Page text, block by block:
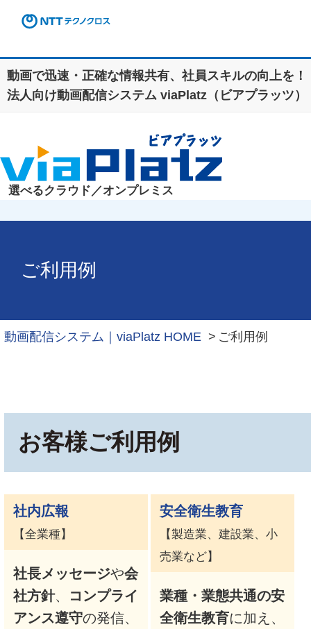
動画で迅速・正確な情報共有、社員スキルの向上を！
法人向け動画配信システム viaPlatz（ビアプラッツ）
選べるクラウド／オンプレミス
ご利用例
動画配信システム｜viaPlatz HOME ご利用例
お客様ご利用例
社内広報
【全業種】
社長メッセージや会
社方針、
コンプライ
アンス遵守の発信、
安全衛生教育
【製造業、建設業、小
売業など】
業種・業態共通の安
全衛生教育に加え、